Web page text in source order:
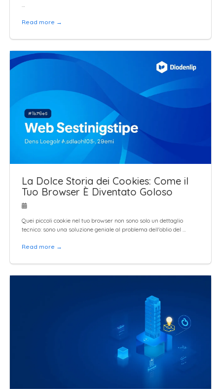
Read more →
La Dolce Storia dei Cookies: Come il
Tuo Browser È Diventato Goloso
Quei piccoli cookie nel tuo browser non sono solo un dettaglio
tecnico: sono una soluzione geniale al problema dell'oblio del …
Read more →